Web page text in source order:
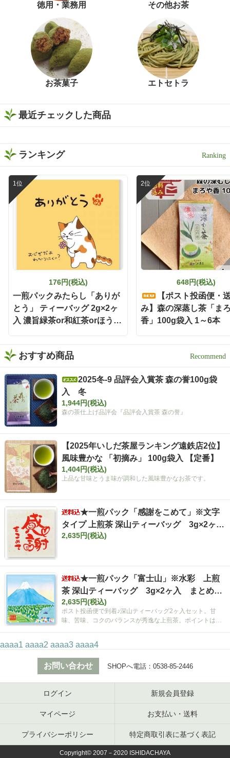
徳用・業務用 その他お茶
お茶菓子 エトセトラ
最近チェックした商品
ランキング
176円(税込)
一煎パックみたらし「ありが
とう」 ティーバッグ 2g×2ヶ
入 濃旨緑茶or和紅茶orほうじ
648円(税込)
【ポスト投函便・
み】森の深蒸し茶「ま
香」100g袋入 1～6本
おすすめ商品
2025冬-9 品評会入賞茶 森の誉100g袋
入 冬
1,944円(税込)
森の茶仕上げ品評会『品評会入賞茶 森の誉』
【2025年いしだ茶屋ランキング遠鉄店2位】
風味豊かな 「初摘み」 100g袋入 【定番】
1,404円(税込)
上品な甘味とうま味が調和した風味豊かなお茶です。
★一煎パック「感謝をこめて」※文字
タイプ 上煎茶 深山ティーバッグ 3g×2ヶ
入 まとめ買いセット【ポスト投函便・送料
2,635円(税込)
★一煎パック「富士山」※水彩 上煎
茶 深山ティーバッグ 3g×2ヶ入 まとめ買
いセット【ポスト投函便・送料込み】
2,635円(税込)
ポスト投函便で到着♪深山ティーバッグ2ヶ入セット。甘
味、苦味、コクのバランスが秀逸な上煎茶。ポイントは空
aaaa1 aaaa2 aaaa3 aaaa4
お問い合わせ SHOPへ電話： 0538-85-2446
ログイン 新規会員登録
マイページ お支払い・送料
プライバシーポリシー 特定商取引表に基づく表記
Copyright© 2007－2020 ISHIDACHAYA